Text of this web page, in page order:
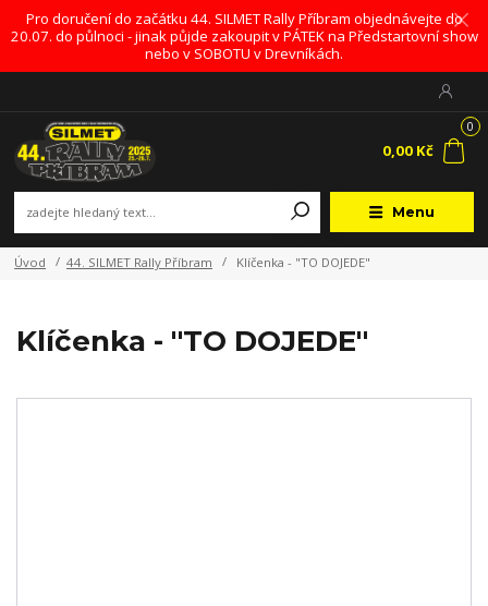
Pro doručení do začátku 44. SILMET Rally Příbram objednávejte do
20.07. do půlnoci - jinak půjde zakoupit v PÁTEK na Předstartovní show
nebo v SOBOTU v Drevníkách.
Menu
0
0,00 Kč
Úvod 44. SILMET Rally Příbram Klíčenka - "TO DOJEDE"
Klíčenka - "TO DOJEDE"